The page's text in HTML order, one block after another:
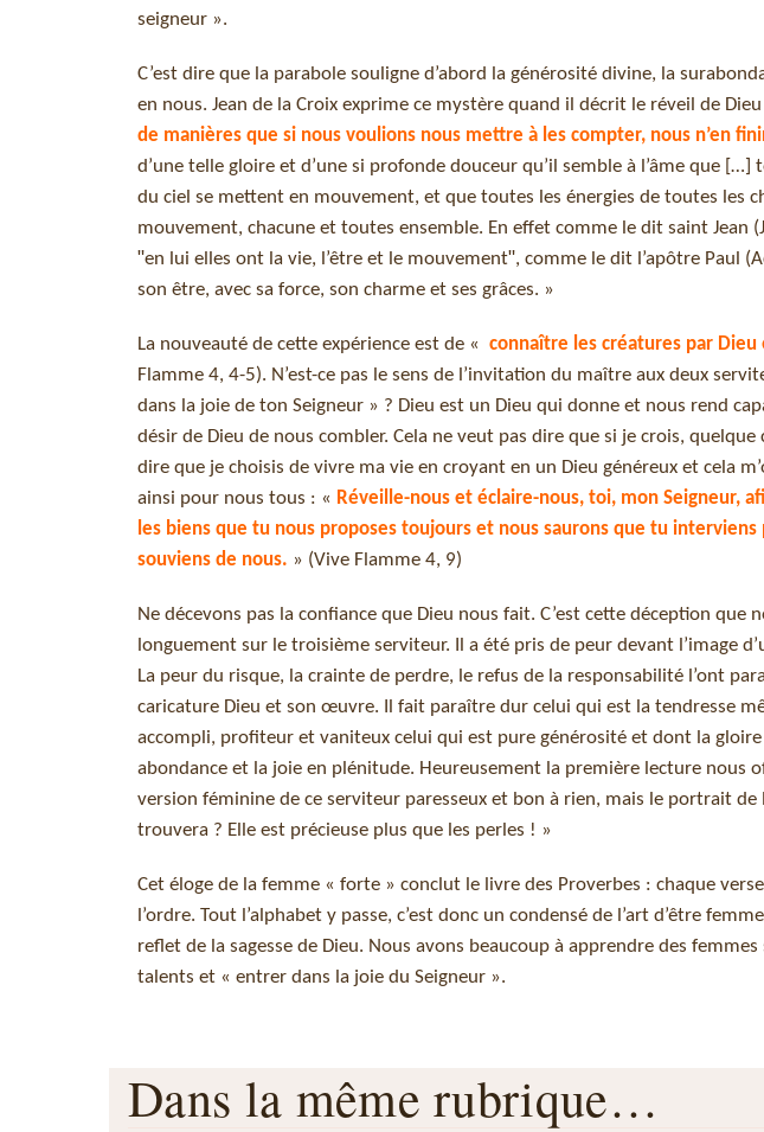
seigneur ».
C’est dire que la parabole souligne d’abord la générosité divine, la
en nous. Jean de la Croix exprime ce mystère quand il décrit le réveil de Dieu
de manières que si nous voulions nous mettre à les compter, nous n’en
d’une telle gloire et d’une si profonde douceur qu’il semble à l’âme que
du ciel se mettent en mouvement, et que toutes les énergies de toutes les
mouvement, chacune et toutes ensemble. En effet comme le dit saint Jean
ʺen lui elles ont la vie, l’être et le mouvementʺ, comme le dit l’apôtre Paul
son être, avec sa force, son charme et ses grâces. »
La nouveauté de cette expérience est de « connaître les créatures par
Flamme 4, 4-5). N’est-ce pas le sens de l’invitation du maître aux deux
dans la joie de ton Seigneur » ? Dieu est un Dieu qui donne et nous rend
désir de Dieu de nous combler. Cela ne veut pas dire que si je crois,
dire que je choisis de vivre ma vie en croyant en un Dieu généreux et cela
ainsi pour nous tous : « Réveille-nous et éclaire-nous, toi, mon Seigneur,
les biens que tu nous proposes toujours et nous saurons que tu
souviens de nous. » (Vive Flamme 4, 9)
Ne décevons pas la confiance que Dieu nous fait. C’est cette déception que
longuement sur le troisième serviteur. Il a été pris de peur devant l’image
La peur du risque, la crainte de perdre, le refus de la responsabilité l’ont
caricature Dieu et son œuvre. Il fait paraître dur celui qui est la tendresse
accompli, profiteur et vaniteux celui qui est pure générosité et dont la
abondance et la joie en plénitude. Heureusement la première lecture nous
version féminine de ce serviteur paresseux et bon à rien, mais le portrait
trouvera ? Elle est précieuse plus que les perles ! »
Cet éloge de la femme « forte » conclut le livre des Proverbes : chaque
l’ordre. Tout l’alphabet y passe, c’est donc un condensé de l’art d’être
reflet de la sagesse de Dieu. Nous avons beaucoup à apprendre des
talents et « entrer dans la joie du Seigneur ».
Dans la même rubrique…